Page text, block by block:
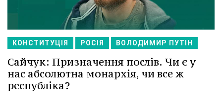
КОНСТИТУЦІЯ РОСІЯ ВОЛОДИМИР ПУТІН
Сайчук: Призначення послів. Чи є у
нас абсолютна монархія, чи все ж
республіка?